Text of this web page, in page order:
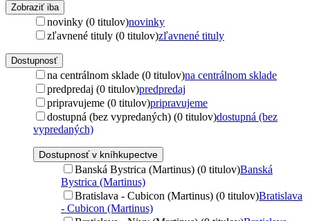
Zobraziť iba
novinky (0 titulov)novinky
zľavnené tituly (0 titulov)zľavnené tituly
Dostupnosť
na centrálnom sklade (0 titulov)na centrálnom sklade
predpredaj (0 titulov)predpredaj
pripravujeme (0 titulov)pripravujeme
dostupná (bez vypredaných) (0 titulov)dostupná (bez
vypredaných)
Dostupnosť v kníhkupectve
Banská Bystrica (Martinus) (0 titulov)Banská
Bystrica (Martinus)
Bratislava - Cubicon (Martinus) (0 titulov)Bratislava
- Cubicon (Martinus)